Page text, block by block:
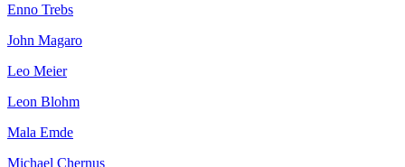
Enno Trebs
John Magaro
Leo Meier
Leon Blohm
Mala Emde
Michael Chernus